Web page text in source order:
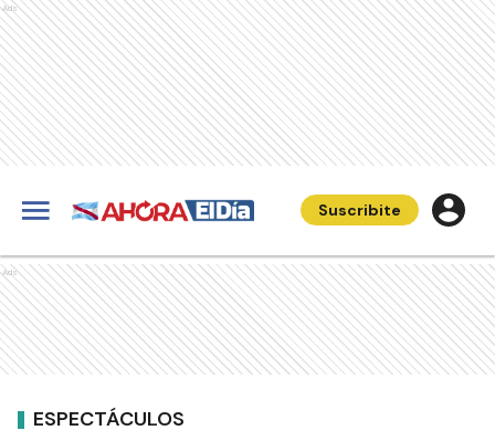
Ads
Suscribite
Ads
ESPECTÁCULOS